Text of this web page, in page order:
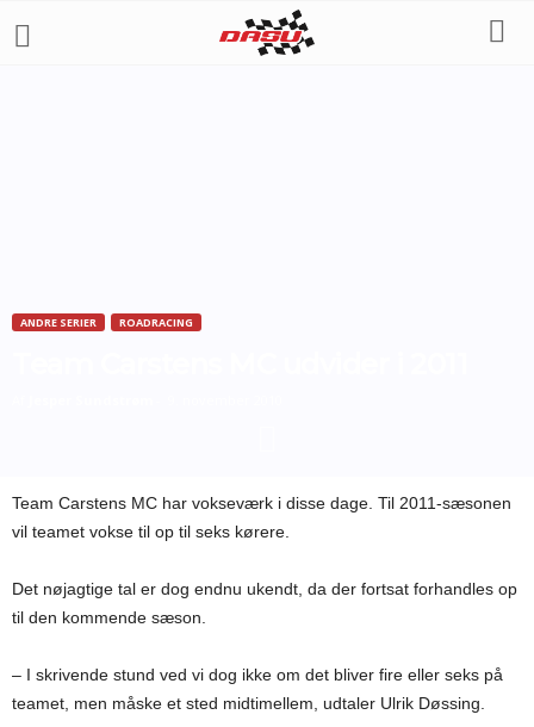
ANDRE SERIER ROADRACING
Team Carstens MC har vokseværk i disse dage. Til 2011-sæsonen
vil teamet vokse til op til seks kørere.
Det nøjagtige tal er dog endnu ukendt, da der fortsat forhandles op
til den kommende sæson.
– I skrivende stund ved vi dog ikke om det bliver fire eller seks på
teamet, men måske et sted midtimellem, udtaler Ulrik Døssing.